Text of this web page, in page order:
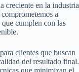
creciente en la industria
a
cumplen con las
clientes que buscan
del resultado final.
que minimizan el